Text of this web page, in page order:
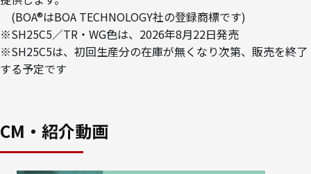
(BOA®はBOA TECHNOLOGY社の登録商標です)
※SH25C5／TR・WG色は、2026年8月22日発売
※SH25C5は、初回生産分の在庫が無くなり次第、販売を終了
する予定です
CM・紹介動画